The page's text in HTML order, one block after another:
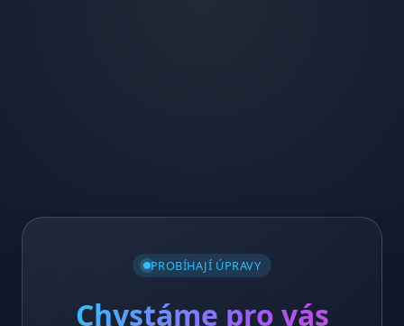
PROBÍHAJÍ ÚPRAVY
Chystáme pro vás